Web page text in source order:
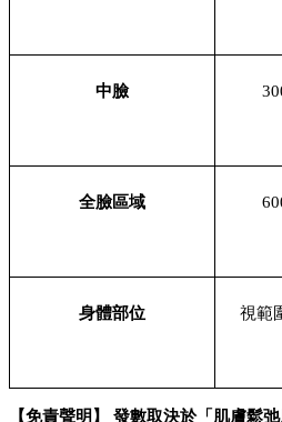
中臉
全臉區域
身體部位 視範
【免責聲明】 發數取決於「肌膚鬆